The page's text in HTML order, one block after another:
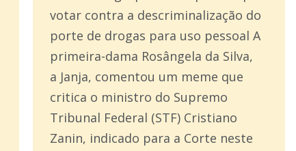
votar contra a descriminalização do
porte de drogas para uso pessoal A
primeira-dama Rosângela da Silva,
a Janja, comentou um meme que
critica o ministro do Supremo
Tribunal Federal (STF) Cristiano
Zanin, indicado para a Corte neste